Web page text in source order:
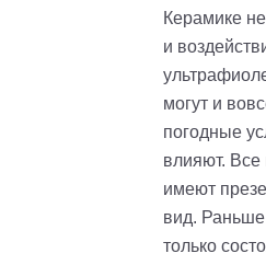
Керамике
и
могут и
погодные
влияют. Все
имеют
вид. Раньше
только